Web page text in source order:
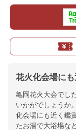
花火化会場にも
亀岡花火大会でし
いかがでしょうか
化会場にも近く鑑
たお湯で大浴場な